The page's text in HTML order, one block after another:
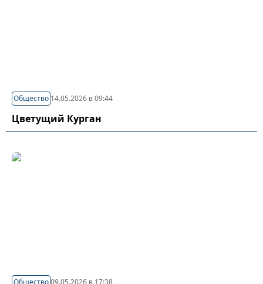
Общество 14.05.2026 в 09:44
Цветущий Курган
Общество09.05.2026 в 17:38